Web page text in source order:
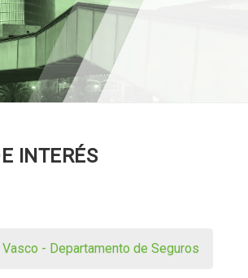
INTERÉS
- Departamento de Seguros